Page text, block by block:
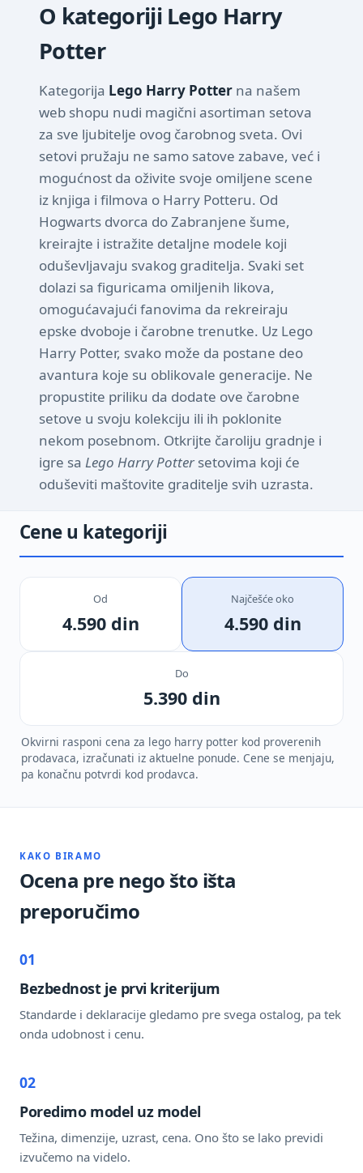
O kategoriji Lego Harry
Potter
Kategorija Lego Harry Potter na našem
web shopu nudi magični asortiman setova
za sve ljubitelje ovog čarobnog sveta. Ovi
setovi pružaju ne samo satove zabave, već i
mogućnost da oživite svoje omiljene scene
iz knjiga i filmova o Harry Potteru. Od
Hogwarts dvorca do Zabranjene šume,
kreirajte i istražite detaljne modele koji
oduševljavaju svakog graditelja. Svaki set
dolazi sa figuricama omiljenih likova,
omogućavajući fanovima da rekreiraju
epske dvoboje i čarobne trenutke. Uz Lego
Harry Potter, svako može da postane deo
avantura koje su oblikovale generacije. Ne
propustite priliku da dodate ove čarobne
setove u svoju kolekciju ili ih poklonite
nekom posebnom. Otkrijte čaroliju gradnje i
igre sa Lego Harry Pottersetovima koji će
oduševiti maštovite graditelje svih uzrasta.
Cene u kategoriji
Od
4.590 din
Najčešće oko
4.590 din
Do
5.390 din
Okvirni rasponi cena za lego harry potter kod proverenih
prodavaca, izračunati iz aktuelne ponude. Cene se menjaju,
pa konačnu potvrdi kod prodavca.
KAKO BIRAMO
Ocena pre nego što išta
preporučimo
01
Bezbednost je prvi kriterijum
Standarde i deklaracije gledamo pre svega ostalog, pa tek
onda udobnost i cenu.
02
Poredimo model uz model
Težina, dimenzije, uzrast, cena. Ono što se lako previdi
izvučemo na videlo.